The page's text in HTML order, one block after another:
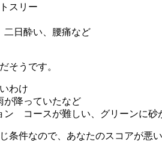
スリー
日酔い、腰痛など
そうです。
わけ
降っていたなど
ン コースが難しい、グリーンに砂
条件なので、あなたのスコアが悪